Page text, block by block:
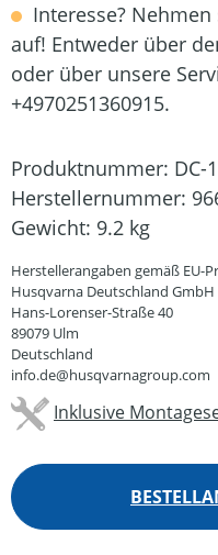
Interesse?
auf! Entweder über
oder über unsere
+4970251360915.
Produktnummer: DC-
Herstellernummer:
Gewicht: 9.2 kg
Herstellerangaben gemäß EU-
Husqvarna Deutschland GmbH
Hans-Lorenser-Straße 40
89079 Ulm
Deutschland
info.de@husqvarnagroup.com
Inklusive